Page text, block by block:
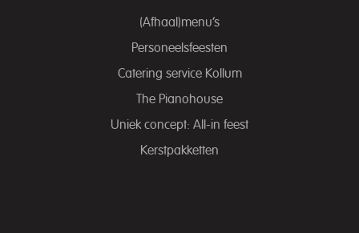
(Afhaal)menu’s
Personeelsfeesten
Catering service Kollum
The Pianohouse
Uniek concept: All-in feest
Kerstpakketten